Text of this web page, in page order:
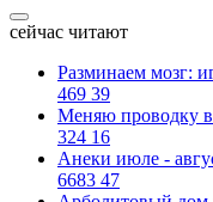
сейчас читают
Разминаем мозг:
469 39
Меняю проводку в
324 16
Анеки июле -
6683 47